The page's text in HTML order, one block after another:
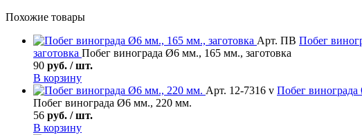
Похожие товары
Арт. ПВ Побег
заготовка Побег винограда Ø6 мм., 165 мм., заготовка
90 руб. / шт.
В корзину
Арт. 12-7316 v Побег винограда
Побег винограда Ø6 мм., 220 мм.
56 руб. / шт.
В корзину